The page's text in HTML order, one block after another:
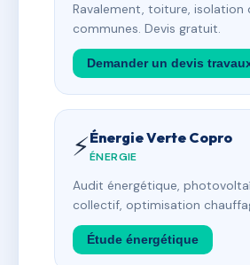
Ravalement, toiture, isolation
communes. Devis gratuit.
Demander un devis
⚡Énergie Verte Copro
ÉNERGIE
Audit énergétique,
collectif, optimisation
Étude énergétique